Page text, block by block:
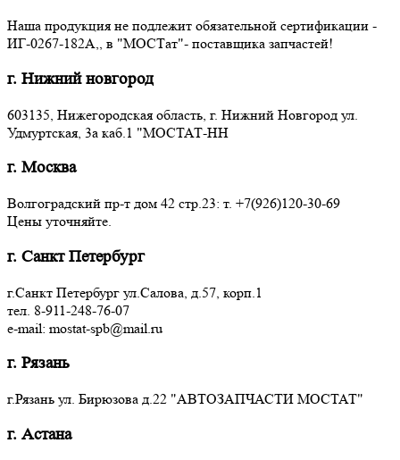
Наша продукция не подлежит обязательной сертификации -
ИГ-0267-182А,, в "МОСТат"- поставщика запчастей!
г. Нижний новгород
603135, Нижегородская область, г. Нижний Новгород ул.
Удмуртская, 3a каб.1 "МОСТАТ-НН
г. Москва
Волгоградский пр-т дом 42 стр.23: т. +7(926)120-30-69
Цены уточняйте.
г. Санкт Петербург
г.Санкт Петербург ул.Салова, д.57, корп.1
тел. 8-911-248-76-07
e-mail: mostat-spb@mail.ru
г. Рязань
г.Рязань ул. Бирюзова д.22 "АВТОЗАПЧАСТИ МОСТАТ"
г. Астана